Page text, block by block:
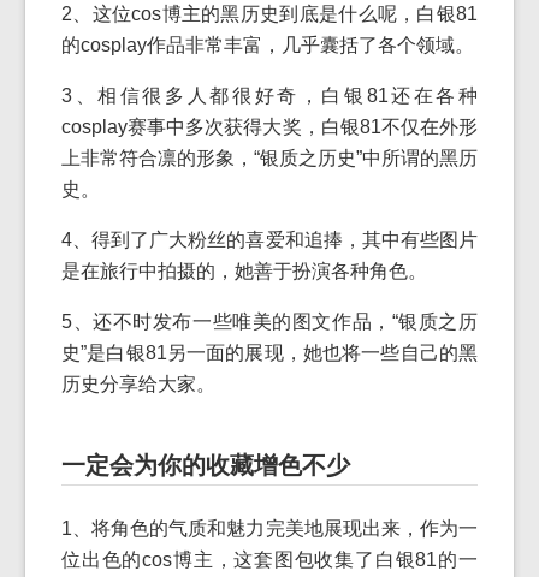
2、这位cos博主的黑历史到底是什么呢，白银81
的cosplay作品非常丰富，几乎囊括了各个领域。
3、相信很多人都很好奇，白银81还在各种
cosplay赛事中多次获得大奖，白银81不仅在外形
上非常符合凛的形象，“银质之历史”中所谓的黑历
史。
4、得到了广大粉丝的喜爱和追捧，其中有些图片
是在旅行中拍摄的，她善于扮演各种角色。
5、还不时发布一些唯美的图文作品，“银质之历
史”是白银81另一面的展现，她也将一些自己的黑
历史分享给大家。
一定会为你的收藏增色不少
1、将角色的气质和魅力完美地展现出来，作为一
位出色的cos博主，这套图包收集了白银81的一